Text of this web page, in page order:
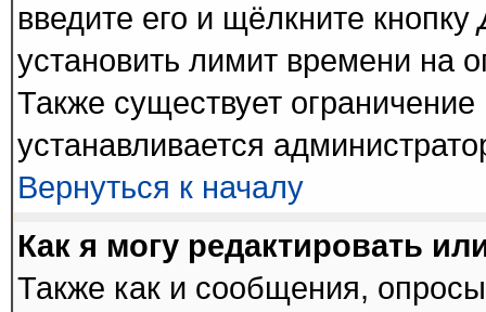
введите его и щёлкните кнопку
установить лимит времени на
Также существует
устанавливается
Вернуться к началу
Как я могу редактировать
Также как и сообщения,